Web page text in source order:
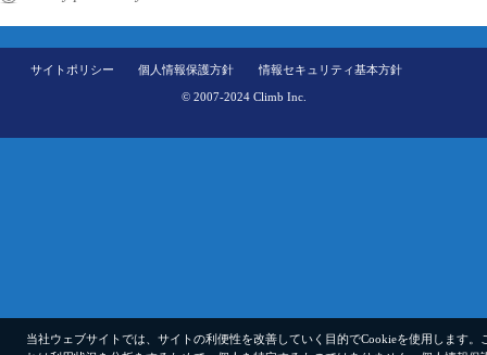
サイトポリシー 個人情報保護方針 情報セキュリティ基本方針
© 2007-2024 Climb Inc.
当社ウェブサイトでは、サイトの利便性を改善していく目的でCookieを使用します。